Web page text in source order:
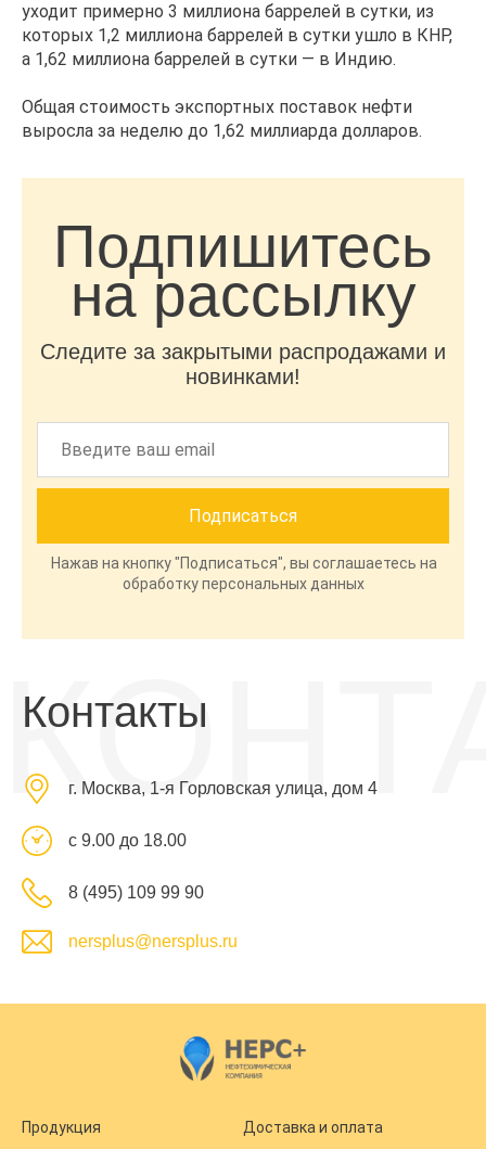
уходит примерно 3 миллиона баррелей в сутки, из
которых 1,2 миллиона баррелей в сутки ушло в КНР,
а 1,62 миллиона баррелей в сутки — в Индию.
Общая стоимость экспортных поставок нефти
выросла за неделю до 1,62 миллиарда долларов.
Подпишитесь
на рассылку
Следите за закрытыми распродажами и
новинками!
Нажав на кнопку "Подписаться", вы соглашаетесь на
обработку персональных данных
Контакты
г. Москва, 1-я Горловская улица, дом 4
с 9.00 до 18.00
8 (495) 109 99 90
nersplus@nersplus.ru
Продукция Доставка и оплата